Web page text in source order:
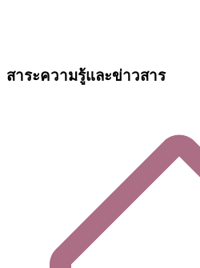
สาระความรู้และข่าวสาร